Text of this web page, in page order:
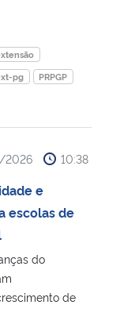
pg
PRPGP
2026 10:38
e
escolas de
do
de